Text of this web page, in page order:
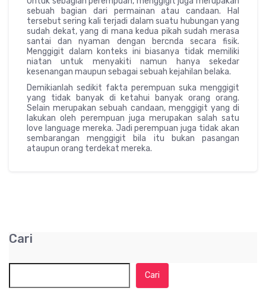
sebuah bagian dari permainan atau candaan. Hal
tersebut sering kali terjadi dalam suatu hubungan yang
sudah dekat, yang di mana kedua pikah sudah merasa
santai dan nyaman dengan bercnda secara fisik.
Menggigit dalam konteks ini biasanya tidak memiliki
niatan untuk menyakiti namun hanya sekedar
kesenangan maupun sebagai sebuah kejahilan belaka.
Demikianlah sedikit fakta perempuan suka menggigit
yang tidak banyak di ketahui banyak orang orang.
Selain merupakan sebuah candaan, menggigit yang di
lakukan oleh perempuan juga merupakan salah satu
love language mereka. Jadi perempuan juga tidak akan
sembarangan menggigit bila itu bukan pasangan
ataupun orang terdekat mereka.
Cari
Cari